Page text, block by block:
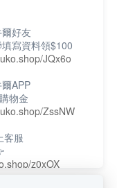
好友
寫資料領$100
JQx6o
APP
物金
ZssNW
客服
z0xOX